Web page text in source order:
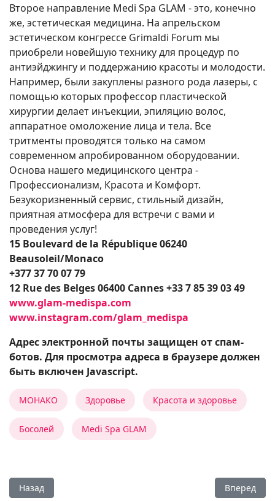
Второе направление Medi Spa GLAM - это, конечно
же, эстетическая медицина. На апрельском
эстетическом конгрессе Grimaldi Forum мы
приобрели новейшую технику для процедур по
антиэйджингу и поддержанию красоты и молодости.
Например, были закуплены разного рода лазеры, с
помощью которых профессор пластической
хирургии делает инъекции, эпиляцию волос,
аппаратное омоложение лица и тела. Все
тритменты проводятся только на самом
современном апробированном оборудовании.
Основа нашего медицинского центра -
Профессионализм, Красота и Комфорт.
Безукоризненный сервис, стильный дизайн,
приятная атмосфера для встречи с вами и
проведения услуг!
15 Boulevard de la République 06240
Beausoleil/Monaco
+377 37 70 07 79
12 Rue des Belges 06400 Cannes +33 7 85 39 03 49
www.glam-medispa.com
www.instagram.com/glam_medispa
Адрес электронной почты защищен от спам-
ботов. Для просмотра адреса в браузере должен
быть включен Javascript.
МОНАКО Здоровье Красота и здоровье
Босолей Medi Spa GLAM
Предыдущий: Massage Mobile Riviera - новый концепт
Назад Вперед